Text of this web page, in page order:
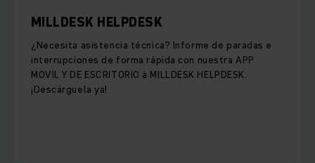
MILLDESK HELPDESK
¿Necesita asistencia técnica? Informe de paradas e
interrupciones de forma rápida con nuestra APP
MOVIL Y DE ESCRITORIO à MILLDESK HELPDESK.
¡Descárguela ya!